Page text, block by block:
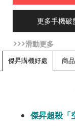
更多手機破
傑昇購機好處 商
傑昇超殺「